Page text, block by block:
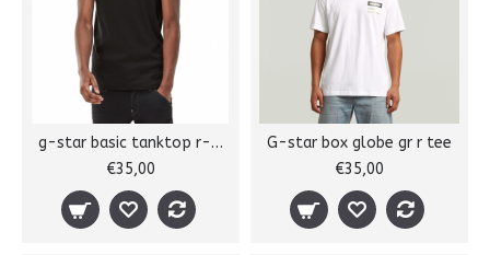
g-star basic tanktop r-neck
€35,00
G-star box globe gr r tee
€35,00